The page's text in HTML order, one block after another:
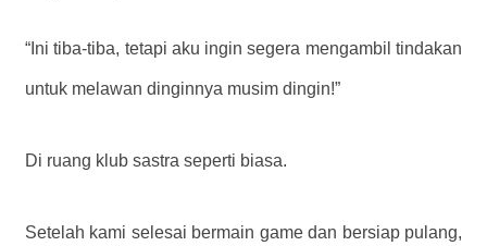
“Ini tiba-tiba, tetapi aku ingin segera mengambil tindakan
untuk melawan dinginnya musim dingin!”
Di ruang klub sastra seperti biasa.
Setelah kami selesai bermain game dan bersiap pulang,